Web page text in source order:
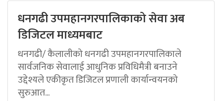
धनगढी उपमहानगरपालिकाको सेवा अब
डिजिटल माध्यमबाट
धनगढी/ कैलालीको धनगढी उपमहानगरपालिकाले
सार्वजनिक सेवालाई आधुनिक प्रविधिमैत्री बनाउने
उद्देश्यले एकीकृत डिजिटल प्रणाली कार्यान्वयनको
सुरुआत...